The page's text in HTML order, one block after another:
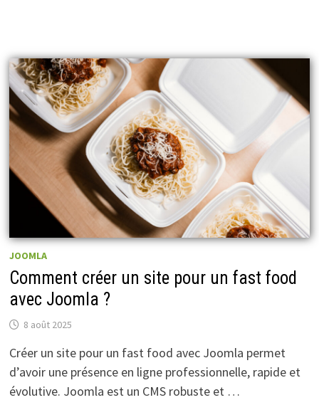
JOOMLA
Comment créer un site pour un fast food
avec Joomla ?
8 août 2025
Créer un site pour un fast food avec Joomla permet
d’avoir une présence en ligne professionnelle, rapide et
évolutive. Joomla est un CMS robuste et …